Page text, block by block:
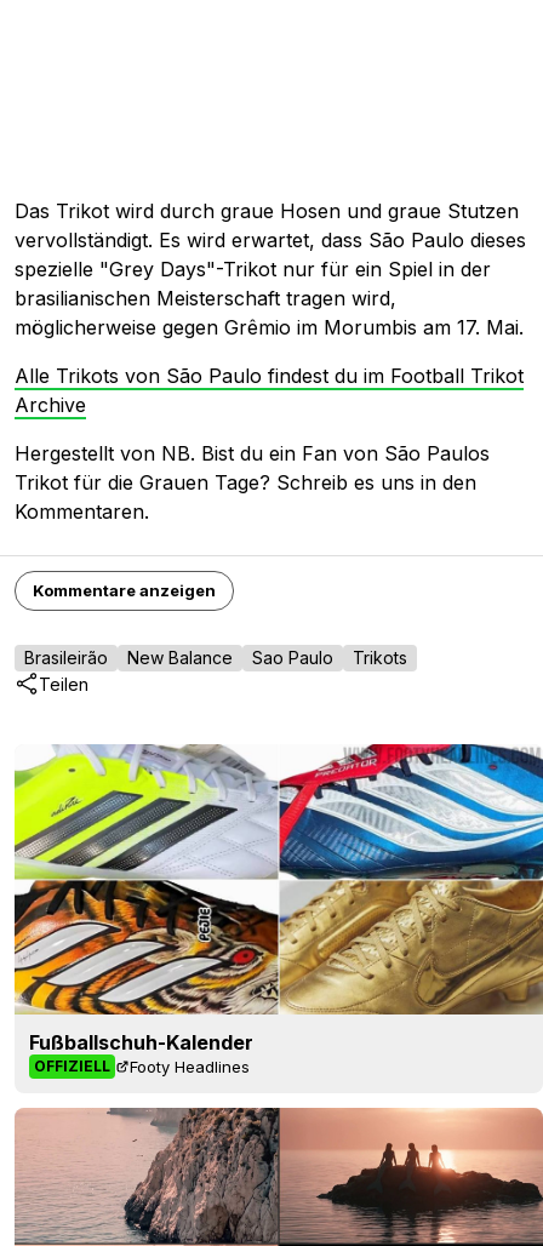
Das Trikot wird durch graue Hosen und graue Stutzen
vervollständigt. Es wird erwartet, dass São Paulo dieses
spezielle "Grey Days"-Trikot nur für ein Spiel in der
brasilianischen Meisterschaft tragen wird,
möglicherweise gegen Grêmio im Morumbis am 17. Mai.
Alle Trikots von São Paulo findest du im Football Trikot
Archive
Hergestellt von NB. Bist du ein Fan von São Paulos
Trikot für die Grauen Tage? Schreib es uns in den
Kommentaren.
Kommentare anzeigen
Brasileirão New Balance Sao Paulo
Trikots
Teilen
Fußballschuh-Kalender
OFFIZIELL Footy Headlines